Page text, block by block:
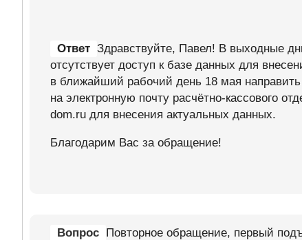
Ответ Здравствуйте, Павел! В выходные
отсутствует доступ к базе данных для
в ближайший рабочий день 18 мая
на электронную почту расчётно-кассового
dom.ru для внесения актуальных данных.
Благодарим Вас за обращение!
Вопрос Повторное обращение, первый